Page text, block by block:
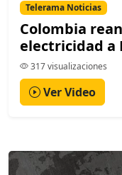
Telerama Noticias
Colombia
electricidad a
317 visualizaciones
Ver Video